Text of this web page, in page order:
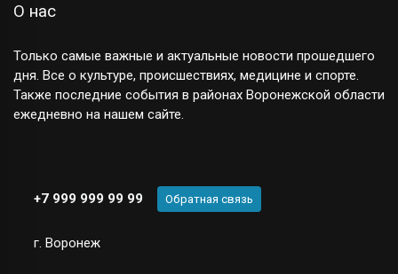
О нас
Только самые важные и актуальные новости прошедшего
дня. Все о культуре, происшествиях, медицине и спорте.
Также последние события в районах Воронежской области
ежедневно на нашем сайте.
+7 999 999 99 99 Обратная связь
г. Воронеж